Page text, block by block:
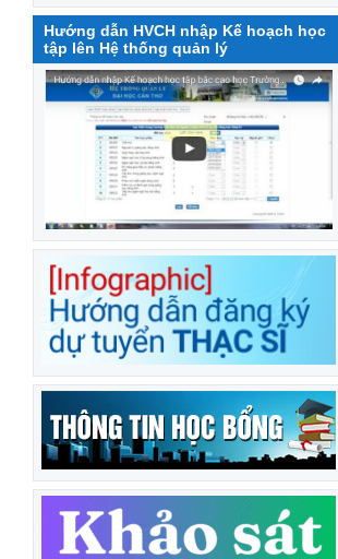
Hướng dẫn HVCH nhập Kế hoạch học
tập lên Hệ thống quản lý